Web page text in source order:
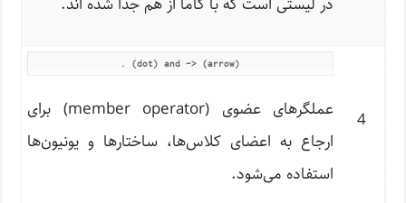
4
. (dot) and -> (arrow)
عملگرهای عضوی (member operator) برای
ارجاع به اعضای کلاس‌ها، ساختارها و یونیون‌ها
استفاده می‌شود.